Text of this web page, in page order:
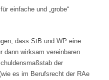
einfache und „grobe“
dass StB und WP eine
dann wirksam vereinbaren
der
es im Berufsrecht der RAe